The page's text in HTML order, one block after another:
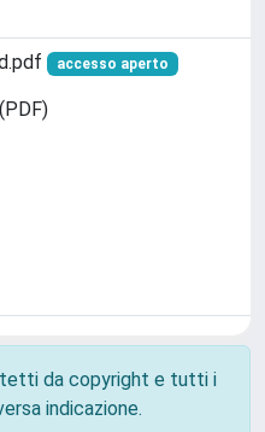
accesso aperto
da copyright e tutti i
indicazione.